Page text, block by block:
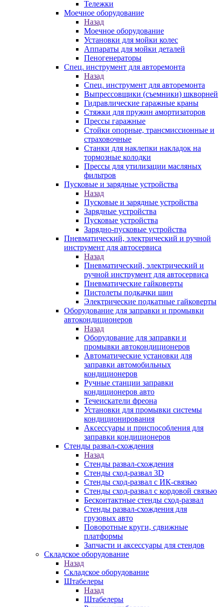
Тележки
Моечное оборудование
Назад
Моечное оборудование
Установки для мойки колес
Аппараты для мойки деталей
Пеногенераторы
Спец. инструмент для авторемонта
Назад
Спец. инструмент для авторемонта
Выпрессовщики (съемники) шкворней
Гидравлические гаражные краны
Стяжки для пружин амортизаторов
Прессы гаражные
Стойки опорные, трансмиссионные и
страховочные
Станки для наклепки накладок на
тормозные колодки
Прессы для утилизации масляных
фильтров
Пусковые и зарядные устройства
Назад
Пусковые и зарядные устройства
Зарядные устройства
Пусковые устройства
Зарядно-пусковые устройства
Пневматический, электрический и ручной
инструмент для автосервиса
Назад
Пневматический, электрический и
ручной инструмент для автосервиса
Пневматические гайковерты
Пистолеты подкачки шин
Электрические подкатные гайковерты
Оборудование для заправки и промывки
автокондиционеров
Назад
Оборудование для заправки и
промывки автокондиционеров
Автоматические установки для
заправки автомобильных
кондиционеров
Ручные станции заправки
кондиционеров авто
Течеискатели фреона
Установки для промывки системы
кондиционирования
Аксессуары и приспособления для
заправки кондиционеров
Стенды развал-схождения
Назад
Стенды развал-схождения
Стенды сход-развал 3D
Стенды сход-развал с ИК-связью
Стенды сход-развал с кордовой связью
Бесконтактные стенды сход-развал
Стенды развал-схождения для
грузовых авто
Поворотные круги, сдвижные
платформы
Запчасти и аксессуары для стендов
Складское оборудование
Назад
Складское оборудование
Штабелеры
Назад
Штабелеры